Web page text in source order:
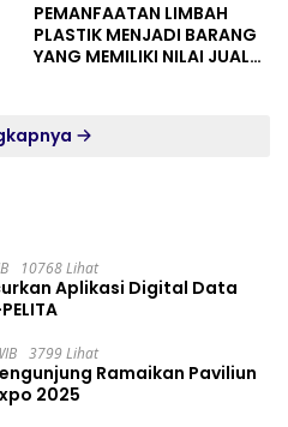
PEMANFAATAN LIMBAH
PLASTIK MENJADI BARANG
YANG MEMILIKI NILAI JUAL
10768 Lihat
Aplikasi Digital Data
3799 Lihat
Ramaikan Paviliun
2025